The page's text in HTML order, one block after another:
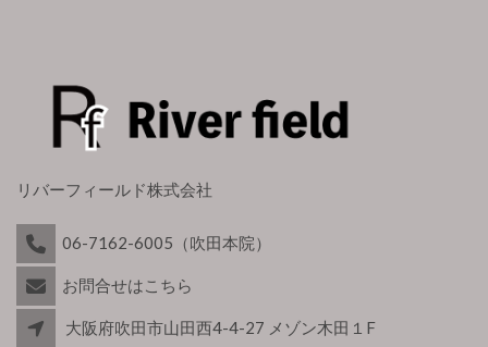
リバーフィールド株式会社
06-7162-6005（吹田本院）
お問合せはこちら
大阪府吹田市山田西4-4-27 メゾン木田１F